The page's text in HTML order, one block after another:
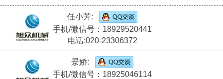
任小芳:
手机/微信号：18929520441
电话:020-23306372
景娇:
手机/微信号：18925046114